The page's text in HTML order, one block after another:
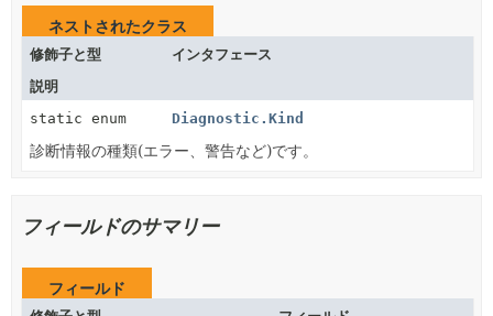
ネストされたクラス
修飾子と型
インタフェース
説明
static enum
Diagnostic.Kind
診断情報の種類(エラー、警告など)です。
フィールドのサマリー
フィールド